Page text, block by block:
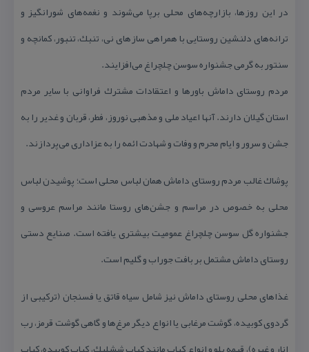
در این روزها، بازارچه‌‏های محلی برپا می‏‌شوند و نغمه‏‌های شورانگیز و
ترانه‏‌های دلنشین روستایی با همراهی سازهای نی، تنبك، تنبور، كمانچه و
سنتور به گرمی جشنواره سوسن چلچراغ می‏‌افزایند.
مردم روستای داماش باورها و اعتقادات مشترك فراوانی با سایر مردم
استان گیلان دارند. آن‏ها اعیاد ملی و مذهبی نوروز، فطر، قربان و غدیر را به
جشن و سرور و ایام محرم و وفات و شهادت ائمه را به عزاداری می‏‌پردازند.
پوشاك غالب مردم روستای داماش همان لباس محلی است؛ پوشیدن لباس
محلی به خصوص در مراسم و جشن‏‌های روستا مانند مراسم عروسی و
جشنواره گل سوسن چلچراغ عمومیت بیشتری یافته است. صنایع دستی
روستای داماش مشتمل بر بافت جوراب و گلیم است.
غذاهای محلی روستای داماش نیز شامل سیاه قاتق یا فسنجان (تركیبی از
گردوی كوبیده، گوشت مرغابی یا انواع دیگر مرغ‏‌ها و گاهی گوشت قرمز، رب